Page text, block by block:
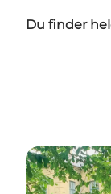
Du finder